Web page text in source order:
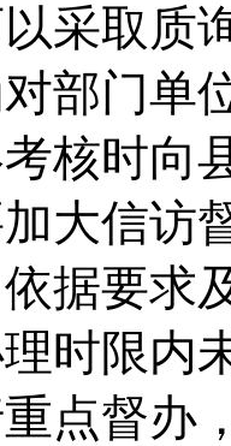
采取质
部门单
核时向
信访督
据要求
时限内
点督办